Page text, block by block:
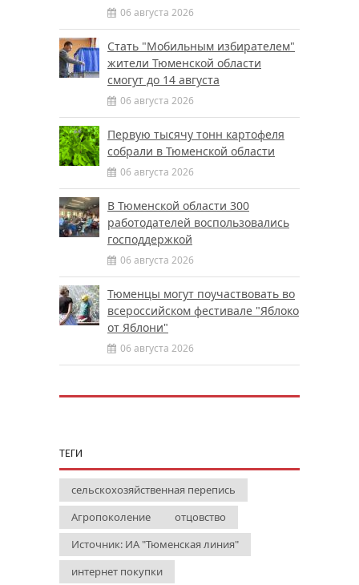
06 августа 2026
Стать "Мобильным избирателем"
жители Тюменской области
смогут до 14 августа
06 августа 2026
Первую тысячу тонн картофеля
собрали в Тюменской области
06 августа 2026
В Тюменской области 300
работодателей воспользовались
господдержкой
06 августа 2026
Тюменцы могут поучаствовать во
всероссийском фестивале "Яблоко
от Яблони"
06 августа 2026
ТЕГИ
сельскохозяйственная перепись
Агропоколение
отцовство
Источник: ИА "Тюменская линия"
интернет покупки